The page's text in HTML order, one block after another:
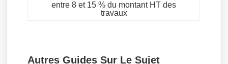
entre 8 et 15 % du montant HT des
travaux
Autres Guides Sur Le Sujet